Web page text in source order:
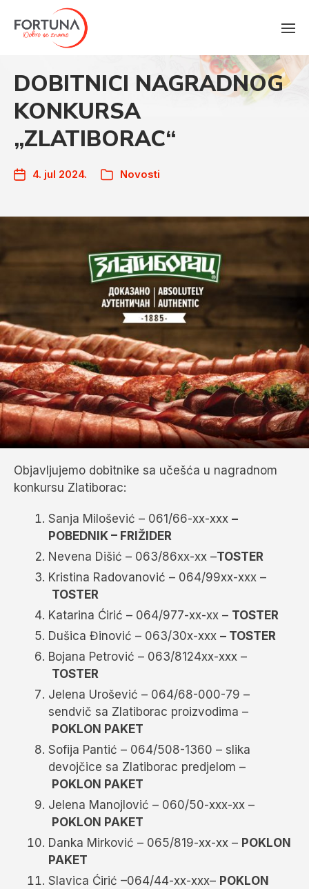
DOBITNICI NAGRADNOG
KONKURSA
„ZLATIBORAC“
4. jul 2024. Novosti
Objavljujemo dobitnike sa učešća u nagradnom
konkursu Zlatiborac:
Sanja Milošević – 061/66-xx-xxx –
POBEDNIK – FRIŽIDER
Nevena Dišić – 063/86xx-xx –TOSTER
Kristina Radovanović – 064/99xx-xxx –
TOSTER
Katarina Ćirić – 064/977-xx-xx – TOSTER
Dušica Đinović – 063/30x-xxx – TOSTER
Bojana Petrović – 063/8124xx-xxx –
TOSTER
Jelena Urošević – 064/68-000-79 –
sendvič sa Zlatiborac proizvodima –
POKLON PAKET
Sofija Pantić – 064/508-1360 – slika
devojčice sa Zlatiborac predjelom –
POKLON PAKET
Jelena Manojlović – 060/50-xxx-xx –
POKLON PAKET
Danka Mirković – 065/819-xx-xx – POKLON
PAKET
Slavica Ćirić –064/44-xx-xxx– POKLON